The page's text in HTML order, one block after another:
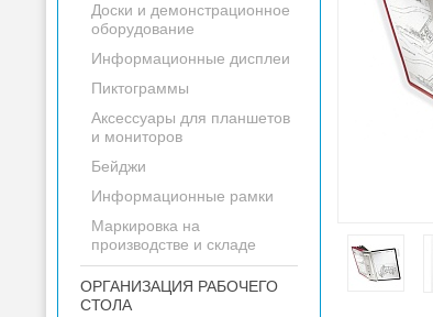
Доски и демонстрационное
оборудование
Информационные дисплеи
Пиктограммы
Аксессуары для планшетов
и мониторов
Бейджи
Информационные рамки
Маркировка на
производстве и складе
ОРГАНИЗАЦИЯ РАБОЧЕГО
СТОЛА